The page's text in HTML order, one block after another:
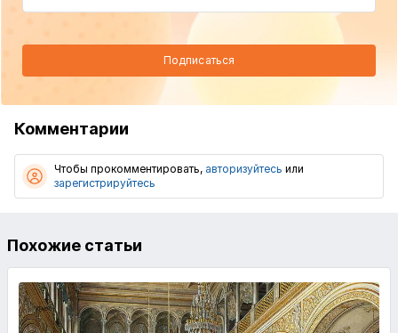
Подписаться
Комментарии
Чтобы прокомментировать, авторизуйтесь или
зарегистрируйтесь
Похожие статьи